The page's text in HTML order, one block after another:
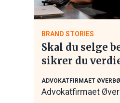
BRAND STORIES
Skal du selge
sikrer du
ADVOKATFIRMAET
Advokatfirmaet